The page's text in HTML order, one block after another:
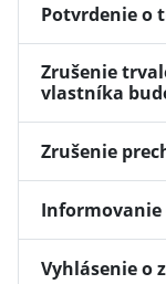
Potvrdenie o
Zrušenie
vlastníka
Zrušenie
Informovanie
Vyhlásenie o